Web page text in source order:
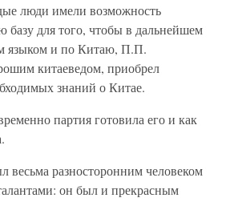
люди имели возможность
базу для того, чтобы в дальнейшем
языком и по Китаю, П.П.
китаеведом, приобрел
знаний о Китае.
партия готовила его и как
разносторонним человеком
он был и прекрасным